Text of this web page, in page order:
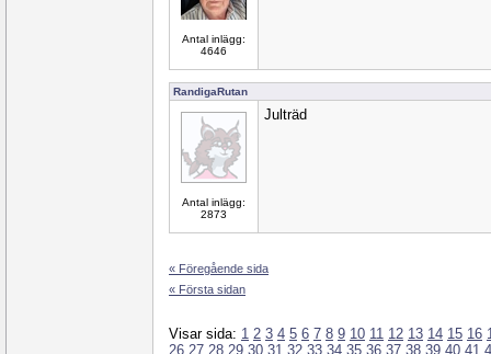
Antal inlägg:
4646
RandigaRutan
Antal inlägg:
2873
Julträd
« Föregående sida
« Första sidan
Visar sida: 1 2 3 4 5 6 7 8 9 10 11 12 13 14 15 16
26 27 28 29 30 31 32 33 34 35 36 37 38 39 40 41